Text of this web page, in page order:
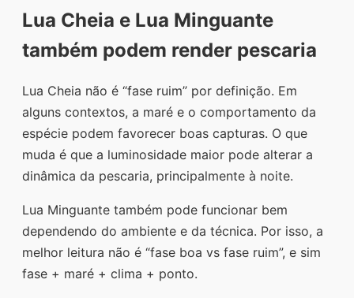
Lua Cheia e Lua Minguante
também podem render pescaria
Lua Cheia não é “fase ruim” por definição. Em
alguns contextos, a maré e o comportamento da
espécie podem favorecer boas capturas. O que
muda é que a luminosidade maior pode alterar a
dinâmica da pescaria, principalmente à noite.
Lua Minguante também pode funcionar bem
dependendo do ambiente e da técnica. Por isso, a
melhor leitura não é “fase boa vs fase ruim”, e sim
fase + maré + clima + ponto.